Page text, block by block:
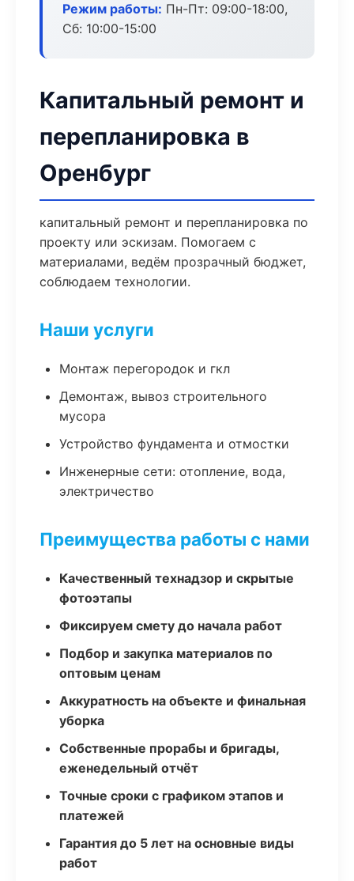
Режим работы: Пн-Пт: 09:00-18:00,
Сб: 10:00-15:00
Капитальный ремонт и
перепланировка в
Оренбург
капитальный ремонт и перепланировка по
проекту или эскизам. Помогаем с
материалами, ведём прозрачный бюджет,
соблюдаем технологии.
Наши услуги
Монтаж перегородок и гкл
Демонтаж, вывоз строительного
мусора
Устройство фундамента и отмостки
Инженерные сети: отопление, вода,
электричество
Преимущества работы с нами
Качественный технадзор и скрытые
фотоэтапы
Фиксируем смету до начала работ
Подбор и закупка материалов по
оптовым ценам
Аккуратность на объекте и финальная
уборка
Собственные прорабы и бригады,
еженедельный отчёт
Точные сроки с графиком этапов и
платежей
Гарантия до 5 лет на основные виды
работ